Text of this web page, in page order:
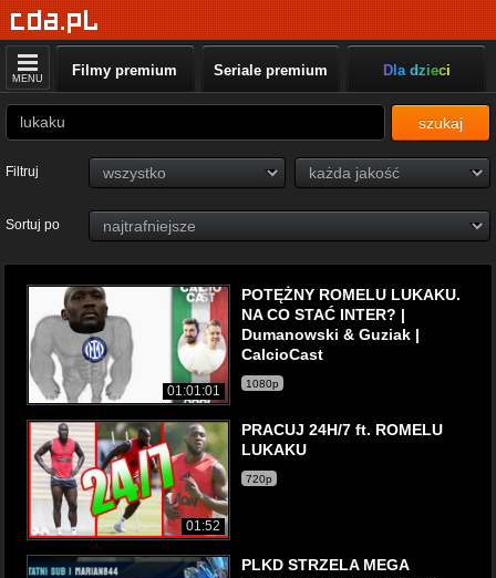
MENU Filmy premium Seriale premium Dla dzieci
szukaj
Filtruj
Sortuj po
01:01:01
POTĘŻNY ROMELU LUKAKU.
NA CO STAĆ INTER? |
Dumanowski & Guziak |
CalcioCast
1080p
01:52
PRACUJ 24H/7 ft. ROMELU
LUKAKU
720p
PLKD STRZELA MEGA